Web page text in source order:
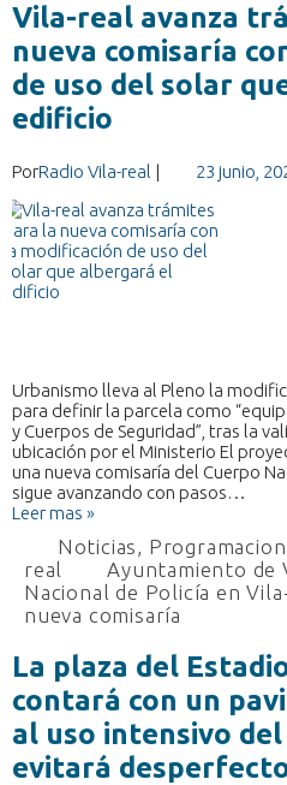
Vila-real avanza
nueva comisaría
de uso del solar
edificio
PorRadio Vila-real | 23 junio,
Urbanismo lleva al Pleno la
para definir la parcela como
y Cuerpos de Seguridad”, tras la
ubicación por el Ministerio El
una nueva comisaría del Cuerpo
sigue avanzando con pasos…
Leer mas »
Noticias, Programacion
real
Ayuntamiento de
Nacional de Policía en
nueva comisaría
La plaza del
contará con un
al uso intensivo
evitará